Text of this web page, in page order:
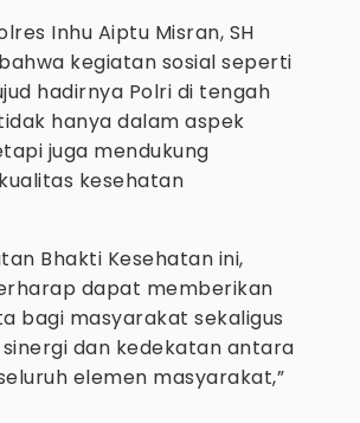
Inhu Aiptu Misran, SH
kegiatan sosial seperti
hadirnya Polri di tengah
hanya dalam aspek
juga mendukung
kesehatan
Bhakti Kesehatan ini,
dapat memberikan
bagi masyarakat sekaligus
dan kedekatan antara
elemen masyarakat,”